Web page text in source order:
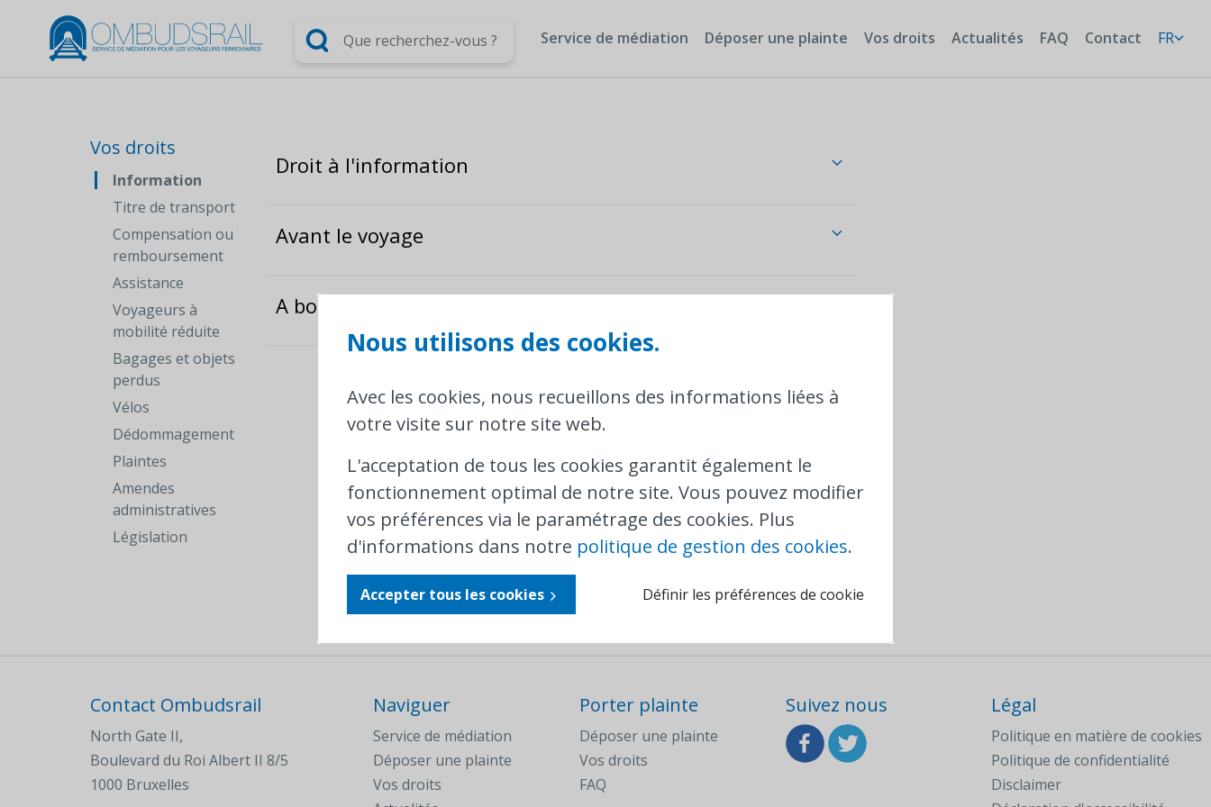
Chercher Service de médiation Déposer une plainte Vos droits Actualités FAQ Contact FR
Vos droits
Information
Titre de transport
Compensation ou
remboursement
Assistance
Voyageurs à
mobilité réduite
Bagages et objets
perdus
Vélos
Dédommagement
Plaintes
Amendes
administratives
Législation
Droit à l'information
Avant le voyage
A bord du train
Contact Ombudsrail
North Gate II,
Boulevard du Roi Albert II 8/5
1000 Bruxelles
Naviguer
Service de médiation
Déposer une plainte
Vos droits
Porter plainte
Déposer une plainte
Vos droits
FAQ
Suivez nous Légal
Politique en matière de cookies
Politique de confidentialité
Disclaimer
Nous utilisons des cookies.
Avec les cookies, nous recueillons des informations liées à
votre visite sur notre site web.
L'acceptation de tous les cookies garantit également le
fonctionnement optimal de notre site. Vous pouvez modifier
vos préférences via le paramétrage des cookies. Plus
d'informations dans notre politique de gestion des cookies.
Accepter tous les cookies Définir les préférences de cookie